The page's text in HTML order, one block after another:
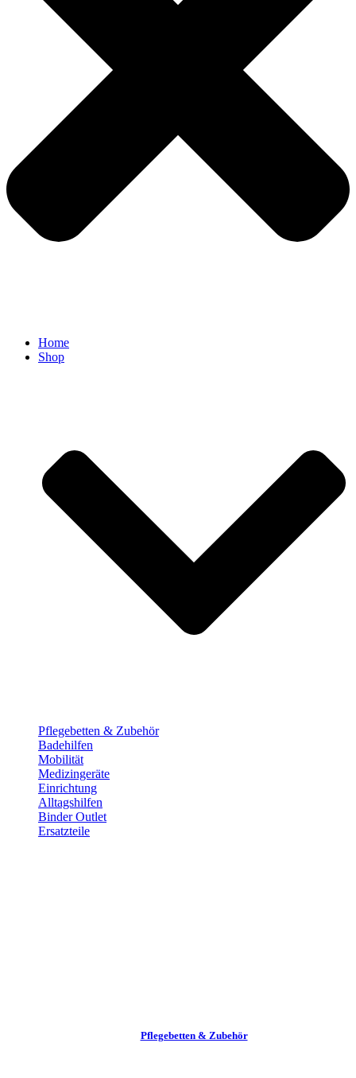
Home
Shop
Pflege­betten & Zubehör
Badehilfen
Mobilität
Medizingeräte
Einrichtung
Alltags­hilfen
Binder Outlet
Ersatzteile
Pflege­betten & Zubehör